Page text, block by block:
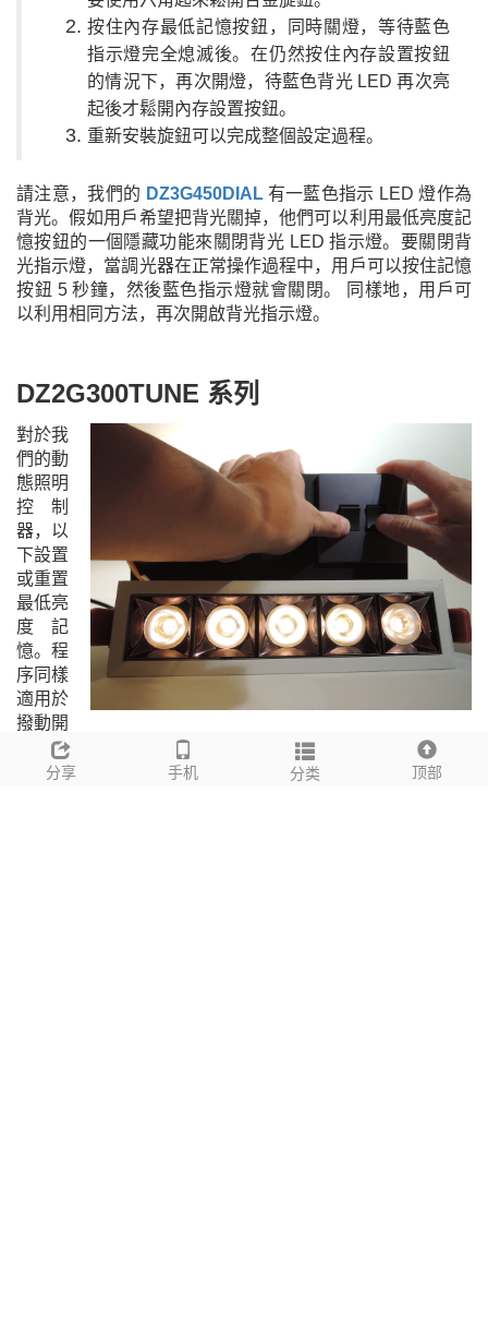
按住內存最低記憶按鈕，同時關燈，等待藍色
指示燈完全熄滅後。在仍然按住內存設置按鈕
的情況下，再次開燈，待藍色背光 LED 再次亮
起後才鬆開內存設置按鈕。
重新安裝旋鈕可以完成整個設定過程。
請注意，我們的 DZ3G450DIAL有一藍色指示 LED 燈作為
背光。假如用戶希望把背光關掉，他們可以利用最低亮度記
憶按鈕的一個隱藏功能來關閉背光 LED 指示燈。要關閉背
光指示燈，當調光器在正常操作過程中，用戶可以按住記憶
按鈕 5 秒鐘，然後藍色指示燈就會關閉。 同樣地，用戶可
以利用相同方法，再次開啟背光指示燈。
DZ2G300TUNE 系列
對於我
們的動
態照明
控制
器，以
下設置
或重置
最低亮
度記
憶。 程
序同樣
適用於
撥動開
關和按鈕
分享 手机 分类 顶部